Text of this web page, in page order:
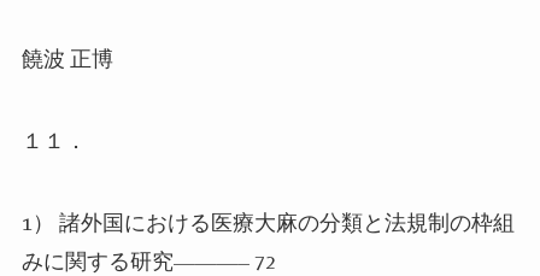
饒波 正博
１１．
1 ） 諸外国における医療大麻の分類と法規制の枠組
みに関する研究———– 72